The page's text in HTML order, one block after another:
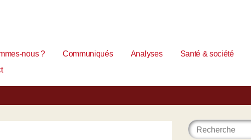
nous ? Communiqués Analyses Santé & société